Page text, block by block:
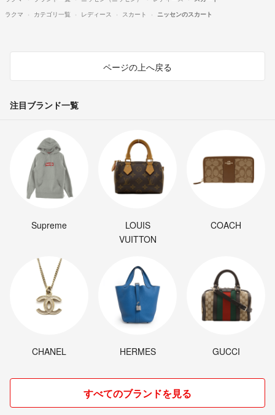
ラクマ
カテゴリ一覧 レディース スカート ニッセンのスカート
ページの上へ戻る
注目ブランド一覧
Supreme
LOUIS
VUITTON
COACH
CHANEL HERMES GUCCI
すべてのブランドを見る